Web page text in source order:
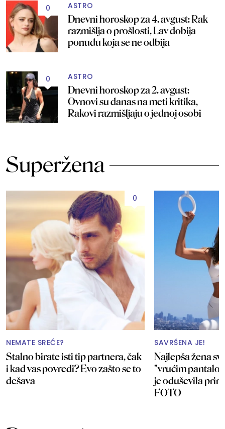
0 ASTRO
Dnevni horoskop za 4. avgust: Rak
razmišlja o prošlosti, Lav dobija
ponudu koja se ne odbija
0 ASTRO
Dnevni horoskop za 2. avgust:
Ovnovi su danas na meti kritika,
Rakovi razmišljaju o jednoj osobi
Superžena
0
NEMATE SREĆE?
Stalno birate isti tip partnera, čak
i kad vas povredi? Evo zašto se to
dešava
SAVRŠENA JE!
Najlepša žena
"vrućim
je oduševila
FOTO